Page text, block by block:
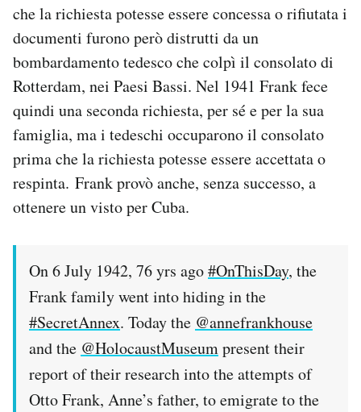
che la richiesta potesse essere concessa o rifiutata i
documenti furono però distrutti da un
bombardamento tedesco che colpì il consolato di
Rotterdam, nei Paesi Bassi. Nel 1941 Frank fece
quindi una seconda richiesta, per sé e per la sua
famiglia, ma i tedeschi occuparono il consolato
prima che la richiesta potesse essere accettata o
respinta. Frank provò anche, senza successo, a
ottenere un visto per Cuba.
On 6 July 1942, 76 yrs ago#OnThisDay, the
Frank family went into hiding in the
#SecretAnnex. Today the @annefrankhouse
and the @HolocaustMuseumpresent their
report of their research into the attempts of
Otto Frank, Anne’s father, to emigrate to the